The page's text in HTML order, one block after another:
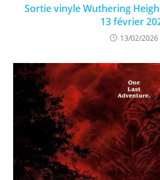
Sortie vinyle Wuthering
13 février
13/02/2026